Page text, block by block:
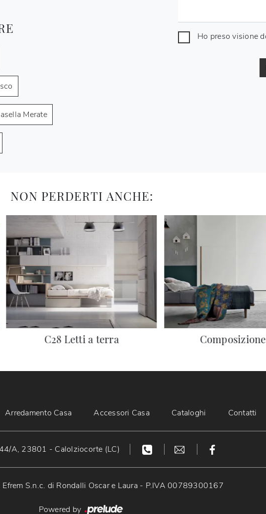
Merate
Ho preso visione
NON PERDERTI ANCHE:
C28 Letti a terra
Arredamento Casa Accessori Casa Cataloghi Contatti
A, 23801 - Calolziocorte (LC)
S.n.c. di Rondalli Oscar e Laura - P.IVA 00789300167
Powered by